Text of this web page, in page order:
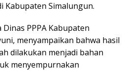
Kabupaten Simalungun.
PPPA Kabupaten
menyampaikan bahwa hasil
dilakukan menjadi bahan
menyempurnakan